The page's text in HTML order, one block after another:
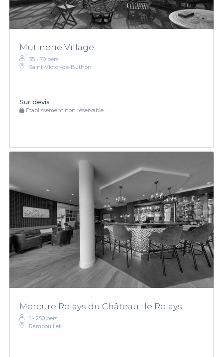
Mutinerie Village
35 - 70 pers.
Saint-Victor-de-Buthon
Sur devis
Établissement non réservable
Mercure Relays du Château : le Relays
1 - 250 pers.
Rambouillet